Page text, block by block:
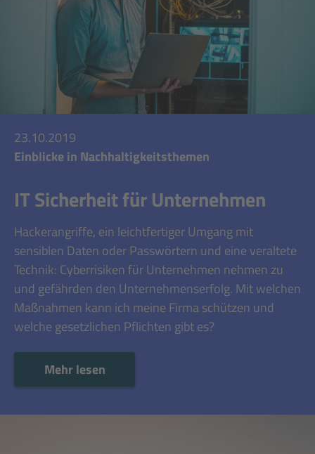
23.10.2019
Einblicke in Nachhaltigkeitsthemen
IT Sicherheit für Unternehmen
Hackerangriffe, ein leichtfertiger Umgang mit
sensiblen Daten oder Passwörtern und eine veraltete
Technik: Cyberrisiken für Unternehmen nehmen zu
und gefährden den Unternehmenserfolg. Mit welchen
Maßnahmen kann ich meine Firma schützen und
welche gesetzlichen Pflichten gibt es?
Mehr lesen